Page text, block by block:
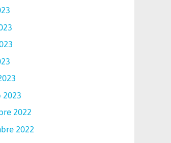
2023
2022
2022